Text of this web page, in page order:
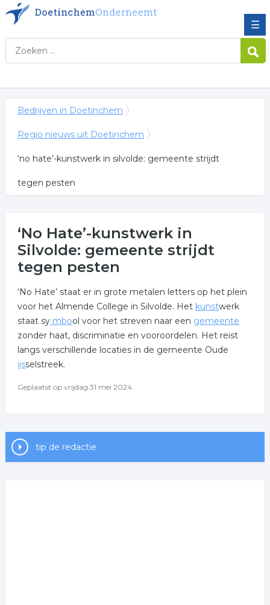
☰
Bedrijven in Doetinchem
Regio nieuws uit Doetinchem
‘no hate’-kunstwerk in silvolde: gemeente strijdt
tegen pesten
‘No Hate’-kunstwerk in
Silvolde: gemeente strijdt
tegen pesten
‘No Hate’ staat er in grote metalen letters op het plein
voor het Almende College in Silvolde. Het kunstwerk
staat symbool voor het streven naar een gemeente
zonder haat, discriminatie en vooroordelen. Het reist
langs verschillende locaties in de gemeente Oude
ijsselstreek.
Geplaatst op vrijdag 31 mei 2024.
tip de redactie